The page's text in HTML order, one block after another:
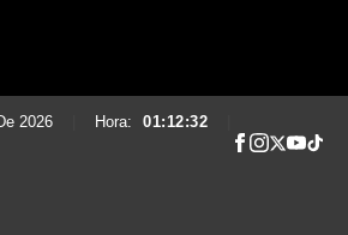
2026 Hora: 01:12:33